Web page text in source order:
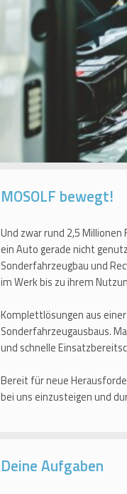
MOSOLF bewegt!
Und zwar rund 2,5
ein Auto gerade nicht
Sonderfahrzeugbau und
im Werk bis zu ihrem
Komplettlösungen aus
Sonderfahrzeugausbaus.
und schnelle
Bereit für neue
bei uns einzusteigen und
Deine Aufgaben